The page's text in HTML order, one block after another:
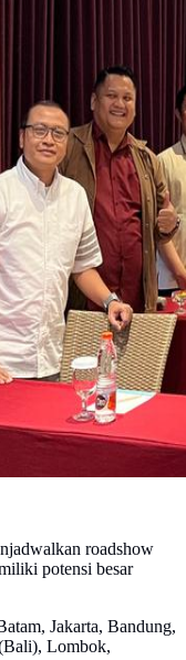
roadshow
potensi besar
Jakarta, Bandung,
Lombok,